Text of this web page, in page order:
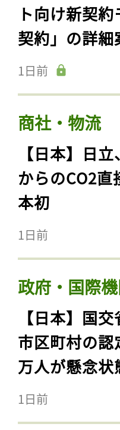
ト向け新契
契約」の詳細
1日前
商社・物流
【日本】日
からのCO2
本初
1日前
政府・国際
【日本】国
市区町村の
万人が懸念状
1日前